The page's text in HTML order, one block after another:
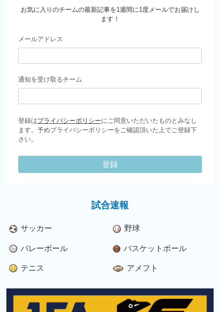
お気に入りのチームの最新記事を1週間に1度メールでお届けし
ます！
メールアドレス
通知を受け取るチーム
登録はプライバシーポリシーにご同意いただいたものとみなし
ます。予めプライバシーポリシーをご確認頂いた上でご登録下
さい。
登録
試合速報
サッカー 野球
バレーボール バスケットボール
テニス アメフト